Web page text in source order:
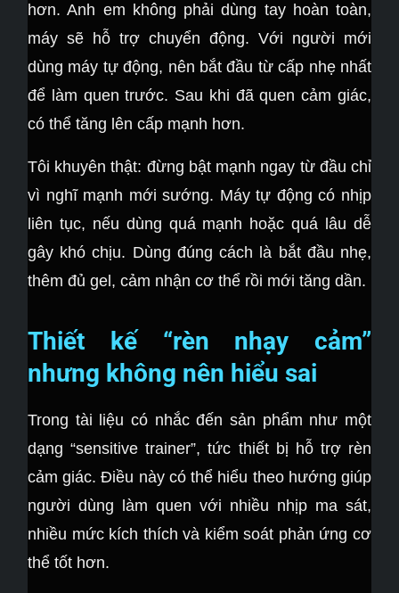
hơn. Anh em không phải dùng tay hoàn toàn,
máy sẽ hỗ trợ chuyển động. Với người mới
dùng máy tự động, nên bắt đầu từ cấp nhẹ nhất
để làm quen trước. Sau khi đã quen cảm giác,
có thể tăng lên cấp mạnh hơn.
Tôi khuyên thật: đừng bật mạnh ngay từ đầu chỉ
vì nghĩ mạnh mới sướng. Máy tự động có nhịp
liên tục, nếu dùng quá mạnh hoặc quá lâu dễ
gây khó chịu. Dùng đúng cách là bắt đầu nhẹ,
thêm đủ gel, cảm nhận cơ thể rồi mới tăng dần.
Thiết kế “rèn nhạy cảm”
nhưng không nên hiểu sai
Trong tài liệu có nhắc đến sản phẩm như một
dạng “sensitive trainer”, tức thiết bị hỗ trợ rèn
cảm giác. Điều này có thể hiểu theo hướng giúp
người dùng làm quen với nhiều nhịp ma sát,
nhiều mức kích thích và kiểm soát phản ứng cơ
thể tốt hơn.